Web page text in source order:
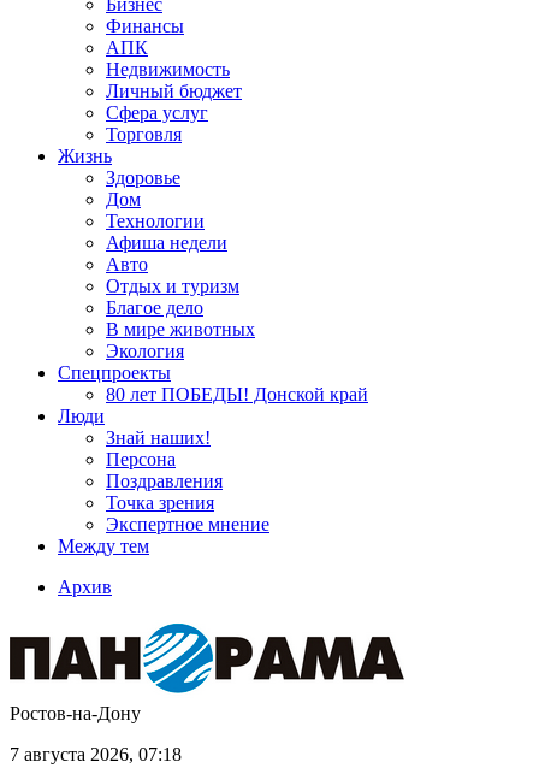
Бизнес
Финансы
АПК
Недвижимость
Личный бюджет
Сфера услуг
Торговля
Жизнь
Здоровье
Дом
Технологии
Афиша недели
Авто
Отдых и туризм
Благое дело
В мире животных
Экология
Спецпроекты
80 лет ПОБЕДЫ! Донской край
Люди
Знай наших!
Персона
Поздравления
Точка зрения
Экспертное мнение
Между тем
Архив
Ростов-на-Дону
7 августа 2026, 07:18